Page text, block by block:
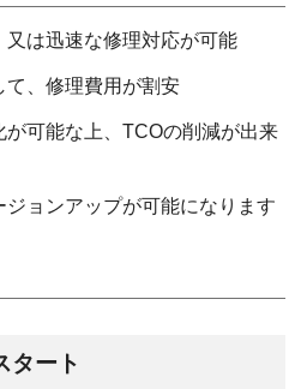
は迅速な修理対応が可能
て、修理費用が割安
可能な上、TCOの削減が出来
ョンアップが可能になります
タート